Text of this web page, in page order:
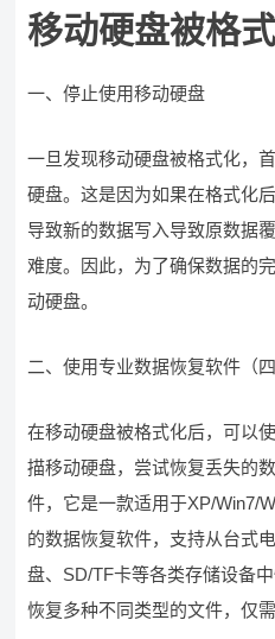
移动硬盘被格
一、停止使用移动硬盘
一旦发现移动硬盘被格式化，
硬盘。这是因为如果在格式化
导致新的数据写入导致原数据
难度。因此，为了确保数据的
动硬盘。
二、使用专业数据恢复软件（四
在移动硬盘被格式化后，可以
描移动硬盘，尝试恢复丢失的
件，它是一款适用于XP/Win7/
的数据恢复软件，支持从台式
盘、SD/TF卡等各类存储设备
恢复多种不同类型的文件，仅